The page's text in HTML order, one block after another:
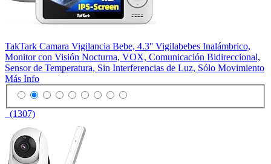
TakTark Camara Vigilancia Bebe, 4.3'' Vigilabebes Inalámbrico,
Monitor con Visión Nocturna, VOX, Comunicación Bidireccional,
Sensor de Temperatura, Sin Interferencias de Luz, Sólo Movimiento
Más Info
(1307)